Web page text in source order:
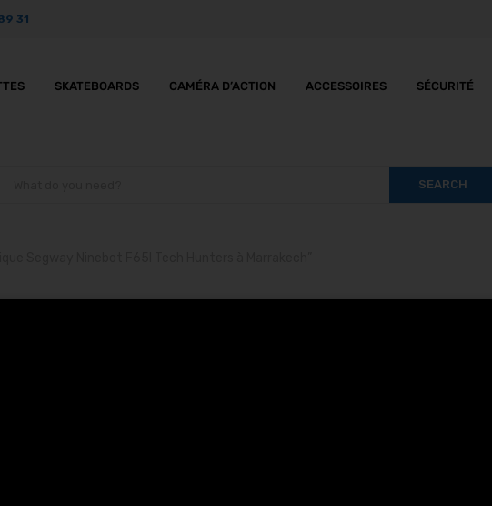
31
SKATEBOARDS CAMÉRA D’ACTION ACCESSOIRES SÉCURITÉ
SEARCH
électrique Segway